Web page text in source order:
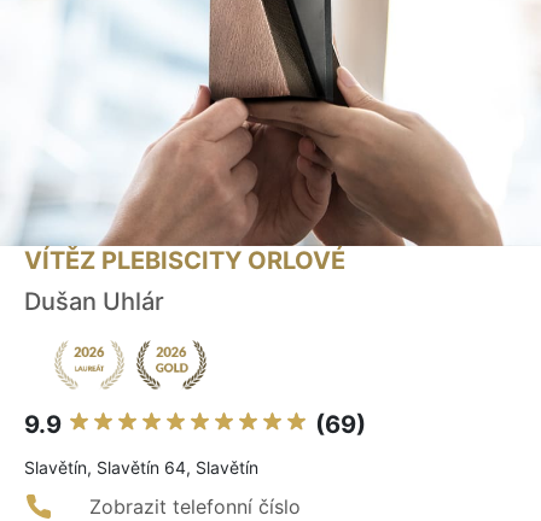
VÍTĚZ PLEBISCITY ORLOVÉ
Dušan Uhlár
9.9 (69)
Slavětín, Slavětín 64, Slavětín
Zobrazit telefonní číslo